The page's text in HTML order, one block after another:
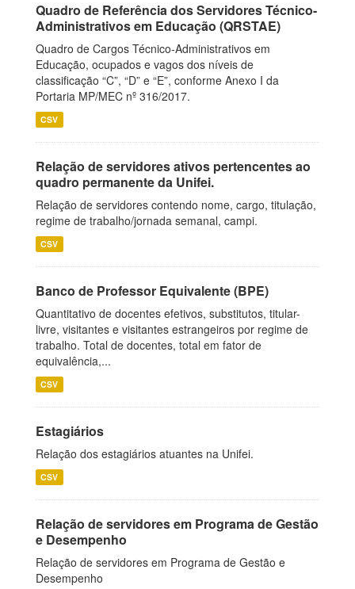
Quadro de Referência dos Servidores Técnico-
Administrativos em Educação (QRSTAE)
Quadro de Cargos Técnico-Administrativos em
Educação, ocupados e vagos dos níveis de
classificação “C”, “D” e “E”, conforme Anexo I da
Portaria MP/MEC nº 316/2017.
CSV
Relação de servidores ativos pertencentes ao
quadro permanente da Unifei.
Relação de servidores contendo nome, cargo, titulação,
regime de trabalho/jornada semanal, campi.
CSV
Banco de Professor Equivalente (BPE)
Quantitativo de docentes efetivos, substitutos, titular-
livre, visitantes e visitantes estrangeiros por regime de
trabalho. Total de docentes, total em fator de
equivalência,...
CSV
Estagiários
Relação dos estagiários atuantes na Unifei.
CSV
Relação de servidores em Programa de Gestão
e Desempenho
Relação de servidores em Programa de Gestão e
Desempenho